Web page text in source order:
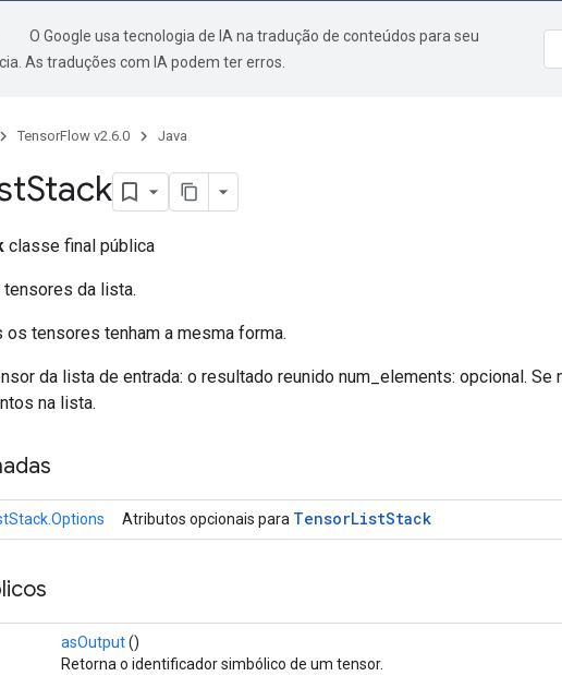
O Google usa tecnologia de IA na tradução de conteúdos para seu
As traduções com IA podem ter erros.
TensorFlow v2.6.0 Java
Stack
classe final pública
da lista.
os tensores tenham a mesma forma.
da lista de entrada: o resultado reunido num_elements: opcional. Se
na lista.
Atributos opcionais para TensorListStack
asOutput()
Retorna o identificador simbólico de um tensor.